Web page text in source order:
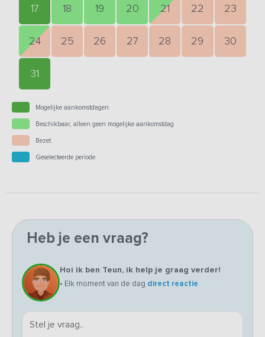
17 18 19 20 21 22 23
24 25 26 27 28 29 30
31
Mogelijke aankomstdagen
Beschikbaar, alleen geen mogelijke aankomstdag
Bezet
Geselecteerde periode
Heb je een vraag?
Hoi ik ben Teun, ik help je graag verder!
• Elk moment van de dag direct reactie